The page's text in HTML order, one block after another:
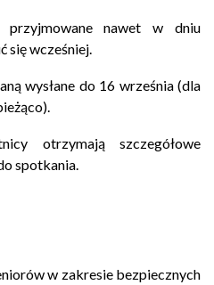
przyjmowane nawet w dniu
się wcześniej.
wysłane do 16 września (dla
otrzymają szczegółowe
spotkania.
w zakresie bezpiecznych